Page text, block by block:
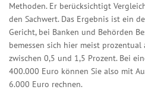
Methoden. Er berücksichtigt
den Sachwert. Das Ergebnis ist ein
Gericht, bei Banken und Behörden
bemessen sich hier meist
zwischen 0,5 und 1,5 Prozent. Bei
400.000 Euro können Sie also mit
6.000 Euro rechnen.